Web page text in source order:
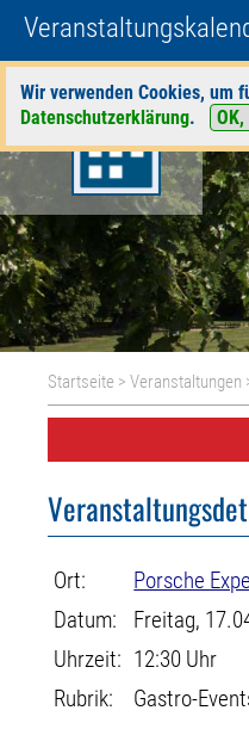
Wir verwenden Cookies, um
Datenschutzerklärung.
Startseite >Veranstaltungen
Ort:
Porsche
Datum:
Freitag,
Uhrzeit: 12:30 Uhr
Rubrik:
Gastro-